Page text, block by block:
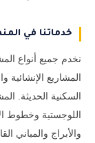
خدماتنا في
نخدم جميع أنواع
المشاريع الإنشائية
السكنية الحديثة.
اللوجستية وخطوط
والأبراج والمباني